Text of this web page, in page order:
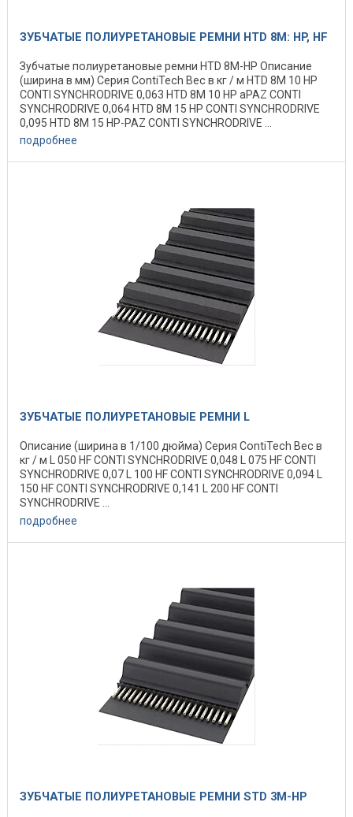
ЗУБЧАТЫЕ ПОЛИУРЕТАНОВЫЕ РЕМНИ HTD 8M: HP, HF
Зубчатые полиуретановые ремни HTD 8M-HP Описание
(ширина в мм) Серия ContiTech Вес в кг / м HTD 8M 10 HP
CONTI SYNCHRODRIVE 0,063 HTD 8M 10 HP aPAZ CONTI
SYNCHRODRIVE 0,064 HTD 8M 15 HP CONTI SYNCHRODRIVE
0,095 HTD 8M 15 HP-PAZ CONTI SYNCHRODRIVE ...
подробнее
ЗУБЧАТЫЕ ПОЛИУРЕТАНОВЫЕ РЕМНИ L
Описание (ширина в 1/100 дюйма) Серия ContiTech Вес в
кг / м L 050 HF CONTI SYNCHRODRIVE 0,048 L 075 HF CONTI
SYNCHRODRIVE 0,07 L 100 HF CONTI SYNCHRODRIVE 0,094 L
150 HF CONTI SYNCHRODRIVE 0,141 L 200 HF CONTI
SYNCHRODRIVE ...
подробнее
ЗУБЧАТЫЕ ПОЛИУРЕТАНОВЫЕ РЕМНИ STD 3M-HP